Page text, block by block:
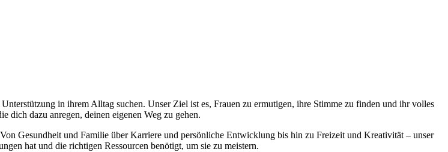
in ihrem Alltag suchen. Unser Ziel ist es, Frauen zu ermutigen, ihre Stimme zu finden und ihr volles
dich dazu anregen, deinen eigenen Weg zu gehen.
Gesundheit und Familie über Karriere und persönliche Entwicklung bis hin zu Freizeit und Kreativität – unser
hat und die richtigen Ressourcen benötigt, um sie zu meistern.